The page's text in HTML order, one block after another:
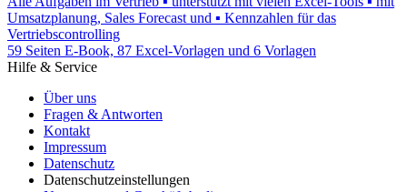
Umsatzplanung, Sales Forecast und ▪ Kennzahlen für das
Vertriebscontrolling
59 Seiten E-Book, 87 Excel-Vorlagen und 6 Vorlagen
Hilfe & Service
Über uns
Fragen & Antworten
Kontakt
Impressum
Datenschutz
Datenschutzeinstellungen